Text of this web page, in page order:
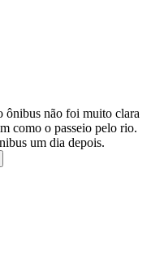
ônibus não foi muito clara
como o passeio pelo rio.
um dia depois.